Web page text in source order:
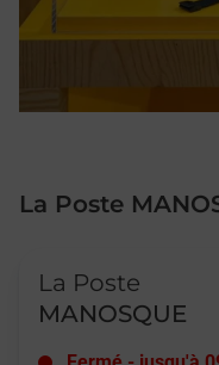
La Poste
La Poste
MANOSQUE